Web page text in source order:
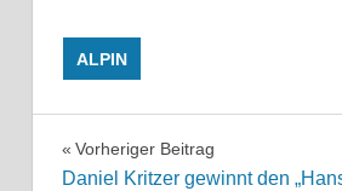
ALPIN
Vorheriger Beitrag
Daniel Kritzer gewinnt den